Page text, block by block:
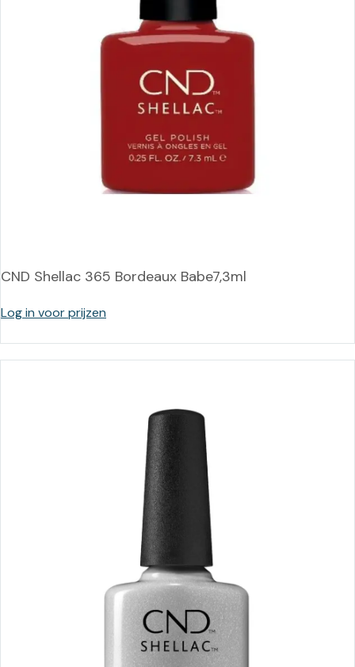
CND Shellac 365 Bordeaux Babe7,3ml
Log in voor prijzen